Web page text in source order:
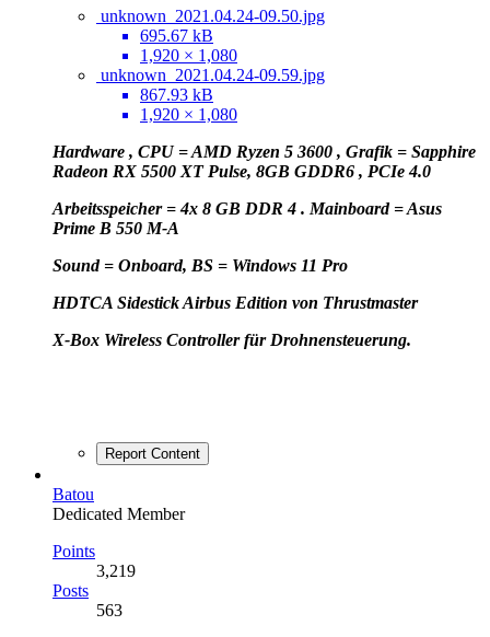
unknown_2021.04.24-09.50.jpg
695.67 kB
1,920 × 1,080
unknown_2021.04.24-09.59.jpg
867.93 kB
1,920 × 1,080
Hardware , CPU = AMD Ryzen 5 3600 , Grafik = Sapphire
Radeon RX 5500 XT Pulse, 8GB GDDR6 , PCIe 4.0
Arbeitsspeicher = 4x 8 GB DDR 4 . Mainboard = Asus
Prime B 550 M-A
Sound = Onboard, BS = Windows 11 Pro
HDTCA Sidestick Airbus Edition von Thrustmaster
X-Box Wireless Controller für Drohnensteuerung.
Report Content
Batou
Dedicated Member
Points
3,219
Posts
563